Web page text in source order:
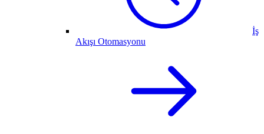
İş
Akışı Otomasyonu